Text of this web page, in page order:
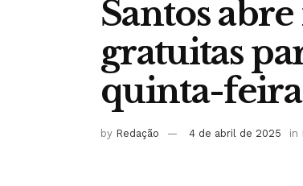
Santos
gratuitas
quinta-feira
by Redação 4 de abril de 2025 in